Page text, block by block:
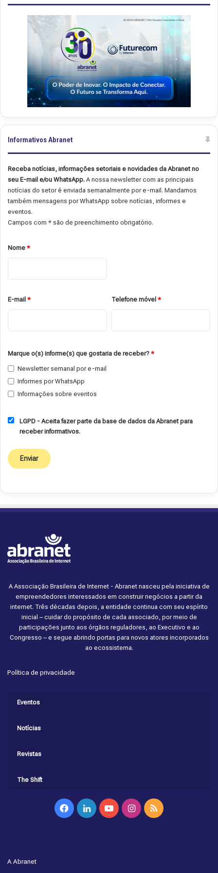
Informativos Abranet
Receba notícias, informações setoriais e novidades da Abranet no
seu E-mail e/ou WhatsApp. A nossa newsletter com as principais
notícias do setor é enviada semanalmente por e-mail. Mandamos
também mensagens por WhatsApp sobre notícias, informes e
eventos.
Campos com * são de preenchimento obrigatório.
Nome *
E-mail * Telefone móvel*
Marque o(s) informe(s) que gostaria de receber? *
Newsletter semanal por e-mail
Informes por WhatsApp
Informações sobre eventos
LGPD - Aceita fazer parte da base de dados da Abranet para
receber informativos.
A Associação Brasileira de Internet - Abranet nasceu pela iniciativa de
empreendedores interessados em construir negócios a partir da
internet. Três décadas depois, a entidade continua com seu espírito
inicial – cuidar do propósito de cada associado, por meio de
participações junto aos órgãos reguladores, ao Executivo e ao
Congresso – e segue abrindo portas para novos atores incorporados
ao ecossistema.
Política de privacidade
Eventos
Notícias
Revistas
The Shift
FacebookLinkedinYouTubeInstagram
RSS
A Abranet